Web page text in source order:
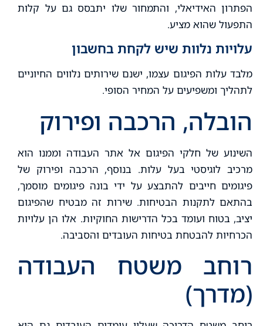
הפתרון האידיאלי, והתמחור שלו יתבסס גם על קלות
התפעול שהוא מציע.
עלויות נלוות שיש לקחת בחשבון
מלבד עלות הפיגום עצמו, ישנם שירותים נלווים החיוניים
לתהליך ומשפיעים על המחיר הסופי.
הובלה, הרכבה ופירוק
השינוע של חלקי הפיגום אל אתר העבודה וממנו הוא
מרכיב לוגיסטי בעל עלות. בנוסף, הרכבה ופירוק של
פיגומים חייבים להתבצע על ידי בונה פיגומים מוסמך,
בהתאם לתקנות הבטיחות. שירות זה מבטיח שהפיגום
יציב, בטוח ועומד בכל הדרישות החוקיות. אלו הן עלויות
הכרחיות להבטחת בטיחות העובדים והסביבה.
רוחב משטח העבודה
(מדרך)